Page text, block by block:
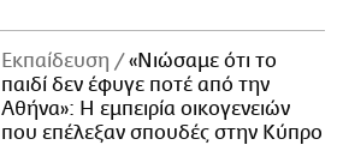
Εκπαίδευση
«Νιώσαμε ότι το
παιδί δεν έφυγε ποτέ από την
Αθήνα»: Η εμπειρία οικογενειών
που επέλεξαν σπουδές στην Κύπρο